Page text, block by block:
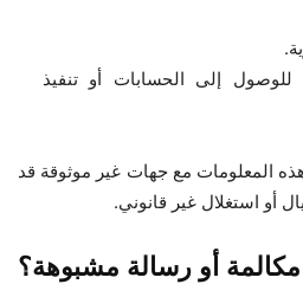
للوصول إلى الحسابات أو تنفيذ
المعلومات مع جهات غير موثوقة قد
أو استغلال غير قانوني.
مكالمة أو رسالة مشبوهة؟